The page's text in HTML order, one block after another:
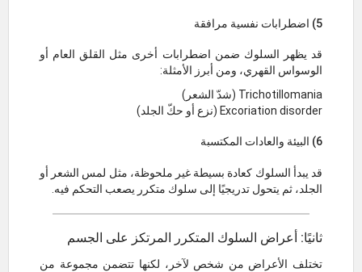
5) اضطرابات نفسية مرافقة
قد يظهر السلوك ضمن اضطرابات أخرى مثل القلق العام أو
الوسواس القهري، ومن أبرز الأمثلة:
Trichotillomania (شدّ الشعر)
Excoriation disorder (نزع أو حكّ الجلد)
6) البيئة والعادات المكتسبة
قد يبدأ السلوك كعادة بسيطة غير ملحوظة، مثل لمس الشعر أو
الجلد، ثم يتحول تدريجيًا إلى سلوك متكرر يصعب التحكم فيه.
ثانيًا: أعراض السلوك المتكرر المرتكز على الجسم
تختلف الأعراض من شخص لآخر، لكنها تتضمن مجموعة من